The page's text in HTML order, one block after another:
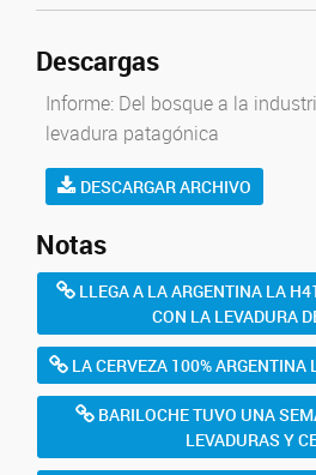
Descargas
Informe: Del bosque a la
levadura patagónica
DESCARGAR ARCHIVO
Notas
LLEGA A LA ARGENTINA LA
CON LA LEVADURA
LA CERVEZA 100% ARGENTINA
BARILOCHE TUVO UNA
LEVADURAS Y